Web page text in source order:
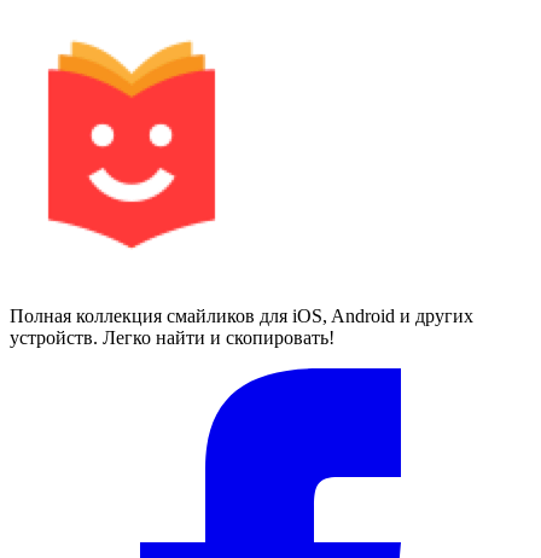
Полная коллекция смайликов для iOS, Android и других
устройств. Легко найти и скопировать!